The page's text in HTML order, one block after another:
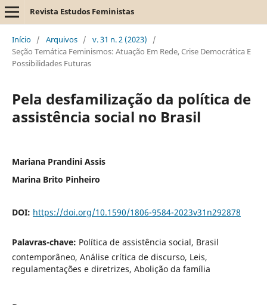
Revista Estudos Feministas
Início / Arquivos / v. 31 n. 2 (2023)
/
Seção Temática Feminismos: Atuação Em Rede, Crise Democrática E
Possibilidades Futuras
Pela desfamilização da política de
assistência social no Brasil
Mariana Prandini Assis
Marina Brito Pinheiro
DOI: https://doi.org/10.1590/1806-9584-2023v31n292878
Palavras-chave: Política de assistência social, Brasil
contemporâneo, Análise crítica de discurso, Leis,
regulamentações e diretrizes, Abolição da família